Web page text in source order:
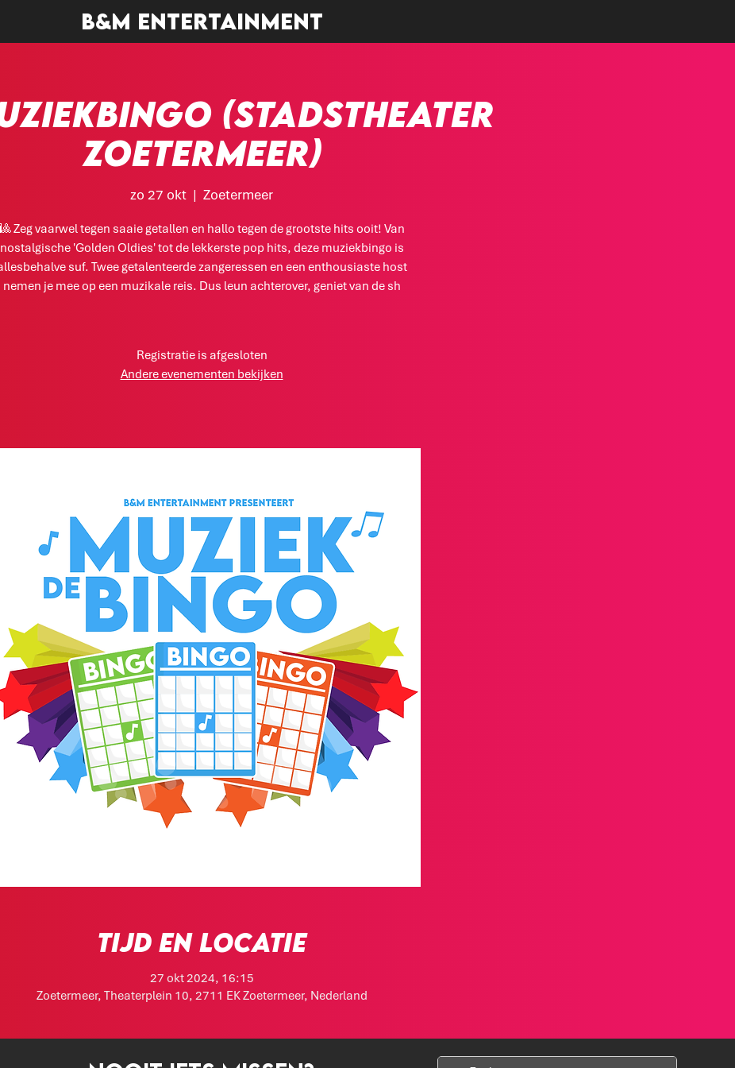
B&M entertainment
(Stadstheater
Zoetermeer)
zo 27 okt
  |
Zoetermeer
🎱 Zeg vaarwel tegen saaie getallen en hallo tegen de grootste hits ooit! Van
nostalgische 'Golden Oldies' tot de lekkerste pop hits, deze muziekbingo is
suf. Twee getalenteerde zangeressen en een enthousiaste host
nemen je mee op een muzikale reis. Dus leun achterover, geniet van de sh
Registratie is afgesloten
Andere evenementen bekijken
Tijd en locatie
27 okt 2024, 16:15
Zoetermeer, Theaterplein 10, 2711 EK Zoetermeer, Nederland